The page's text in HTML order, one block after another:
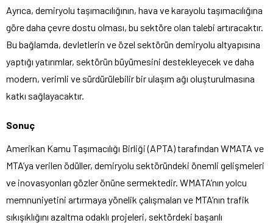
Ayrıca, demiryolu taşımacılığının, hava ve karayolu taşımacılığına
göre daha çevre dostu olması, bu sektöre olan talebi artıracaktır.
Bu bağlamda, devletlerin ve özel sektörün demiryolu altyapısına
yaptığı yatırımlar, sektörün büyümesini destekleyecek ve daha
modern, verimli ve sürdürülebilir bir ulaşım ağı oluşturulmasına
katkı sağlayacaktır.
Sonuç
Amerikan Kamu Taşımacılığı Birliği (APTA) tarafından WMATA ve
MTA’ya verilen ödüller, demiryolu sektöründeki önemli gelişmeleri
ve inovasyonları gözler önüne sermektedir. WMATA’nın yolcu
memnuniyetini artırmaya yönelik çalışmaları ve MTA’nın trafik
sıkışıklığını azaltma odaklı projeleri, sektördeki başarılı